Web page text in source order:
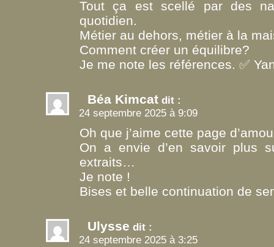
Tout ça est scellé par des
quotidien.
Métier au dehors, métier à la
Comment créer un équilibre?
Je me note les références. ✅
Béa Kimcat dit :
24 septembre 2025 à 9:09
Oh que j’aime cette page
On a envie d’en savoir plus
extraits…
Je note !
Bises et belle continuation de
Ulysse dit :
24 septembre 2025 à 3:25